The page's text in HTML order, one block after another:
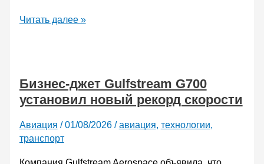
Сверхмассивная
ударную
волну
расстояние
300
тысяч
Читать далее »
Бизнес-джет Gulfstream G700
установил новый рекорд скорости
Авиация /01/08/2026 /авиация, технологии,
транспорт